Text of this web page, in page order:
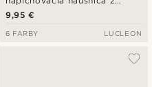
chirurgickej ocele
9,95 €
6 FARBY LUCLEON